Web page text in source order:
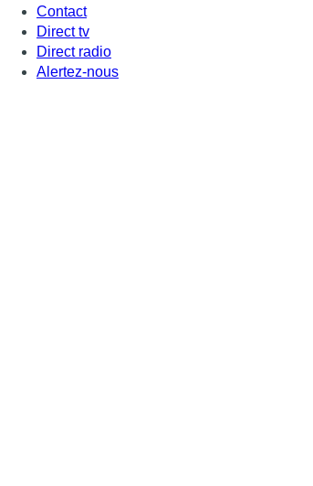
Contact
Direct tv
Direct radio
Alertez-nous